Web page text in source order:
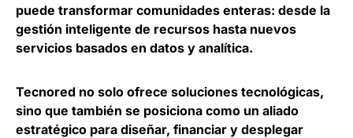
puede transformar comunidades enteras: desde la
gestión inteligente de recursos hasta nuevos
servicios basados en datos y analítica.
Tecnored no solo ofrece soluciones tecnológicas,
sino que también se posiciona como un aliado
estratégico para diseñar, financiar y desplegar